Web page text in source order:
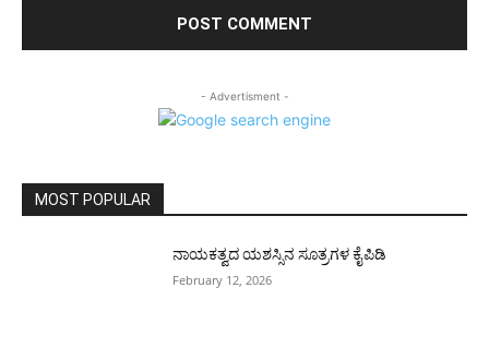
- Advertisment -
MOST POPULAR
ನಾಯಕತ್ವದ ಯಶಸ್ಸಿನ ಸೂತ್ರಗಳ ಕೈಪಿಡಿ
February 12, 2026